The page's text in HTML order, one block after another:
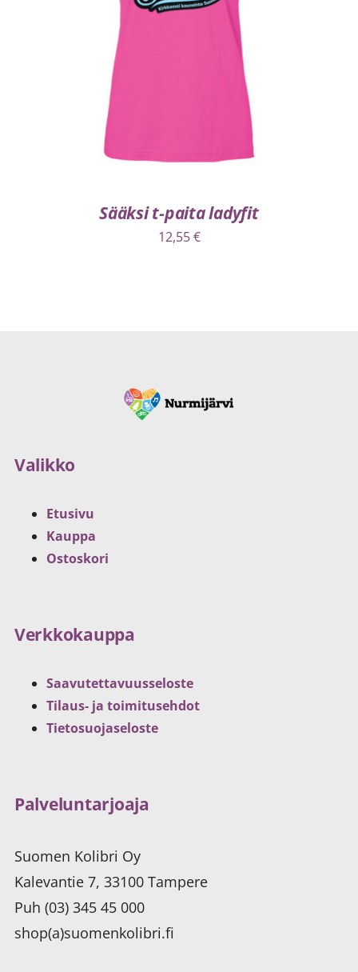
VALITSE VAIHTOEHDOISTA LISÄTIEDOT
Sääksi t-paita ladyfit
12,55€
Valikko
Etusivu
Kauppa
Ostoskori
Verkkokauppa
Saavutettavuusseloste
Tilaus- ja toimitusehdot
Tietosuojaseloste
Palveluntarjoaja
Suomen Kolibri Oy
Kalevantie 7, 33100 Tampere
Puh (03) 345 45 000
shop(a)suomenkolibri.fi